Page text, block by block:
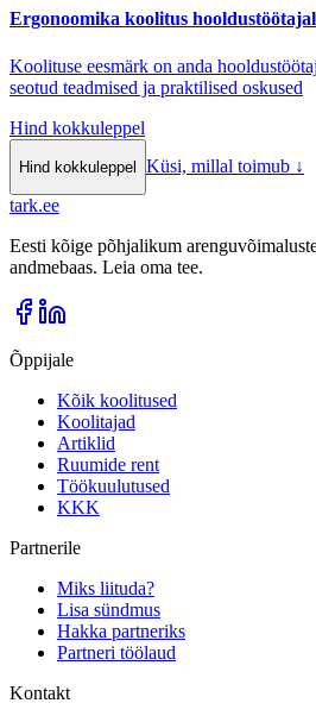
Ergonoomika koolitus
Koolituse eesmärk on anda
seotud teadmised ja praktilised oskused
Hind kokkuleppel
Hind kokkuleppel Küsi, millal toimub ↓
tark.ee
Eesti kõige põhjalikum
andmebaas. Leia oma tee.
Õppijale
Kõik koolitused
Koolitajad
Artiklid
Ruumide rent
Töökuulutused
KKK
Partnerile
Miks liituda?
Lisa sündmus
Hakka partneriks
Partneri töölaud
Kontakt